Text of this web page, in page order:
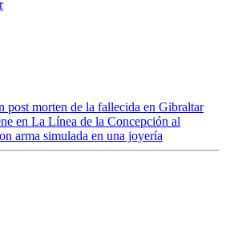
post morten de la fallecida en Gibraltar
en La Línea de la Concepción al
arma simulada en una joyería